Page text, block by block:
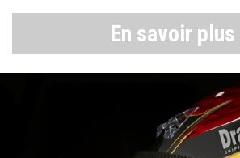
En savoir plus